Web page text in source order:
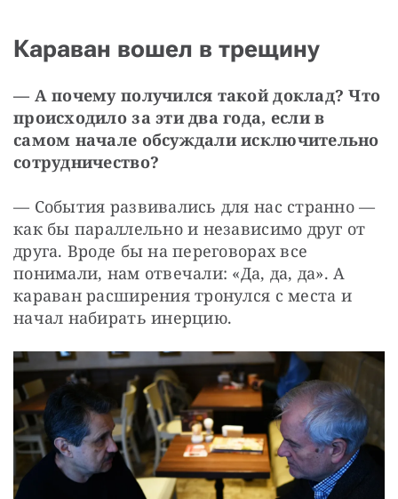
Караван вошел в трещину
— А почему получился такой доклад? Что
происходило за эти два года, если в
самом начале обсуждали исключительно
сотрудничество?
— События развивались для нас странно —
как бы параллельно и независимо друг от
друга. Вроде бы на переговорах все
понимали, нам отвечали: «Да, да, да». А
караван расширения тронулся с места и
начал набирать инерцию.